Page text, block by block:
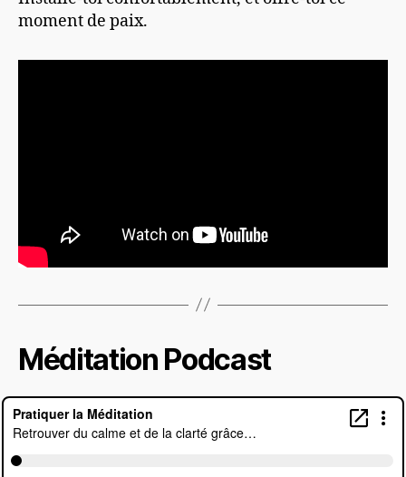
moment de paix.
Méditation Podcast